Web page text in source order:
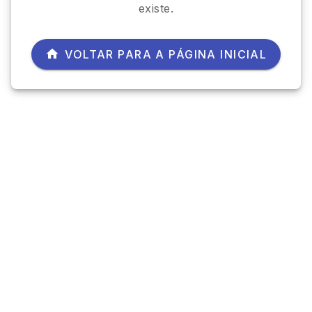
existe.
VOLTAR PARA A PÁGINA INICIAL